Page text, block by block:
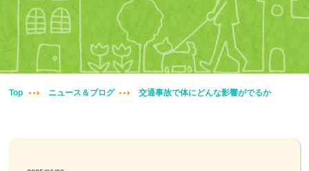
産後骨盤矯正
妊婦整体
Top ニュース＆ブログ 交通事故で体にどんな影響がでるか